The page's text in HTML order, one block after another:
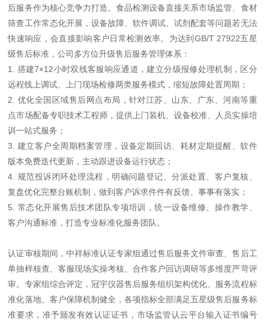
后服务作为核心竞争力打造。食品检测设备直接关系市场监管、食材
筛查工作常态化开展，设备故障、软件调试、试剂配套等问题若无法
快速响应，会直接影响客户日常检测效率。为达到GB/T 27922五星
级售后标准，公司多方位升级售后服务管理体系：
1. 搭建7×12小时双线客服响应通道，建立分级报修处理机制，区分
远程线上调试、上门现场检修两类服务模式，缩短故障处置周期；
2. 优化全国区域售后网点布局，针对江苏、山东、广东、河南等重
点市场配备专职技术工程师，提供上门装机、设备校准、人员实操培
训一站式服务；
3. 建立客户全周期档案管理，设备定期回访、耗材定期提醒、软件
版本免费迭代更新，主动跟进设备运行状态；
4. 规范投诉闭环处理流程，明确问题登记、分派处置、客户复核、
复盘优化完整台账机制，做到客户诉求件件有反馈、事事有落实；
5. 常态化开展售后技术团队专项培训，统一设备维修、操作教学、
客户沟通标准，打造专业标准化服务团队。
认证审核期间，中祥标准认证专家组通过售后服务文件审查、售后工
单抽样核查、客服现场实操考核、合作客户回访调研等多维度严苛评
审。专家组综合评定，冠宇仪器售后服务组织架构优化、服务流程标
准化落地、客户保障机制健全，各项指标全部满足五星级售后服务标
准要求，准予颁发有效认证证书，市场监管认云平台输入证书编号